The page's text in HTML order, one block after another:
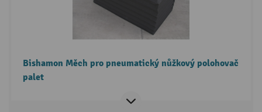
Bishamon Měch pro pneumatický nůžkový polohovač
palet